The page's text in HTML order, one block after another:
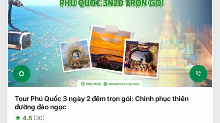
Tour Phú Quốc 3 ngày 2 đêm trọn gói: Chinh phục thiên
đường đảo ngọc
★ 4.5 (30)